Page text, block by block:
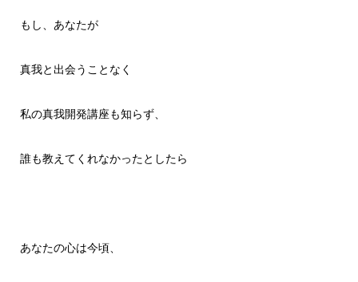
もし、あなたが
真我と出会うことなく
私の真我開発講座も知らず、
誰も教えてくれなかったとしたら
あなたの心は今頃、